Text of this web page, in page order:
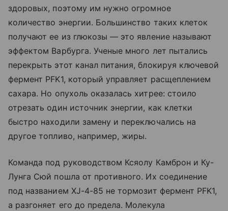
здоровых, поэтому им нужно огромное
количество энергии. Большинство таких клеток
получают ее из глюкозы — это явление называют
эффектом Варбурга. Ученые много лет пытались
перекрыть этот канал питания, блокируя ключевой
фермент PFK1, который управляет расщеплением
сахара. Но опухоль оказалась хитрее: стоило
отрезать один источник энергии, как клетки
быстро находили замену и переключались на
другое топливо, например, жиры.
Команда под руководством Ксяолу Камброн и Ку-
Лунга Сюй пошла от противного. Их соединение
под названием XJ-4-85 не тормозит фермент PFK1,
а разгоняет его до предела. Молекула